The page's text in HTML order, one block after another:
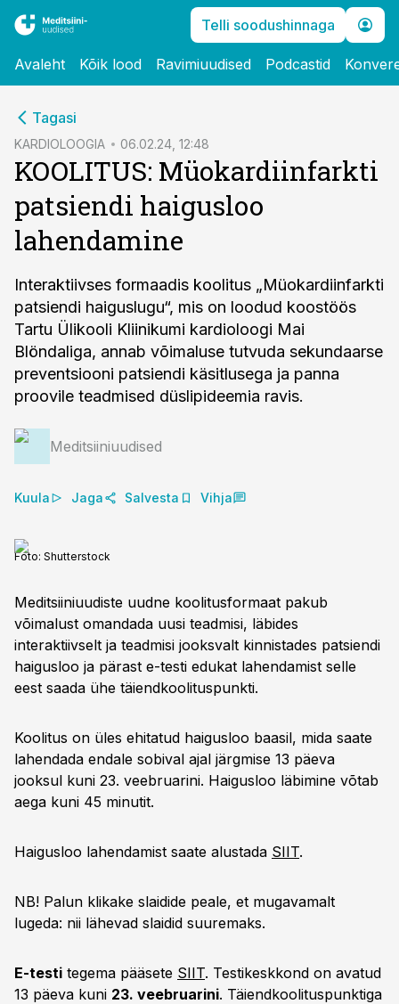
Telli soodushinnaga
Avaleht Kõik lood Ravimiuudised Podcastid
Tagasi
KARDIOLOOGIA 06.02.24, 12:48
KOOLITUS: Müokardiinfarkti
patsiendi haigusloo
lahendamine
Interaktiivses formaadis koolitus „Müokardiinfarkti
patsiendi haiguslugu“, mis on loodud koostöös
Tartu Ülikooli Kliinikumi kardioloogi Mai
Blöndaliga, annab võimaluse tutvuda sekundaarse
preventsiooni patsiendi käsitlusega ja panna
proovile teadmised düslipideemia ravis.
Meditsiiniuudised
Kuula Jaga Salvesta Vihja
Foto: Shutterstock
Meditsiiniuudiste uudne koolitusformaat pakub
võimalust omandada uusi teadmisi, läbides
interaktiivselt ja teadmisi jooksvalt kinnistades patsiendi
haigusloo ja pärast e-testi edukat lahendamist selle
eest saada ühe täiendkoolituspunkti.
Koolitus on üles ehitatud haigusloo baasil, mida saate
lahendada endale sobival ajal järgmise 13 päeva
jooksul kuni 23. veebruarini. Haigusloo läbimine võtab
aega kuni 45 minutit.
Haigusloo lahendamist saate alustada SIIT.
NB! Palun klikake slaidide peale, et mugavamalt
lugeda: nii lähevad slaidid suuremaks.
E-testi tegema pääsete SIIT. Testikeskkond on avatud
13 päeva kuni 23. veebruarini. Täiendkoolituspunktiga